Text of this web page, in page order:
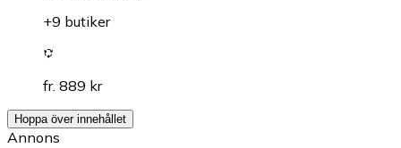
+9 butiker
fr. 889 kr
Hoppa över innehållet
Annons